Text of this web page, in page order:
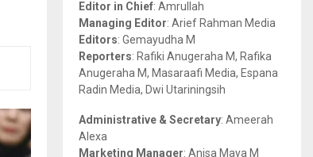
r
:
R
H
Editor in Chief: Amrullah
Managing Editor: Arief Rahman Media
Editors: Gemayudha M
Reporters: Rafiki Anugeraha M, Rafika
Anugeraha M, Masaraafi Media, Espana
Radin Media, Dwi Utariningsih
Administrative & Secretary: Ameerah
Alexa
Marketing Manager: Anisa Maya M